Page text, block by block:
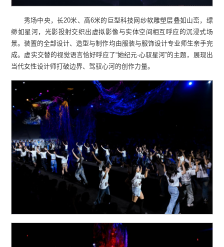
秀场中央，长20米、高6米的巨型科技网纱软雕塑层叠如山峦，缥
缈如星河，光影投射交织出虚拟影像与实体空间相互呼应的沉浸式场
景。装置的全部设计、造型与制作均由服装与服饰设计专业师生亲手完
成。虚实交替的视觉语言恰好呼应了“她纪元·心驭星河”的主题，展现出
当代女性设计师打破边界、驾驭心河的创作力量。